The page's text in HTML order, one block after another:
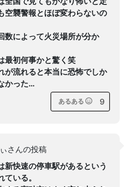
空襲警報とほぼ変わらないの
数によって火災場所が分か
最初何事かと驚く笑
が流れると本当に恐怖でしか
かった…
あるある 9
さんの投稿
新快速の停車駅があるという
いる。